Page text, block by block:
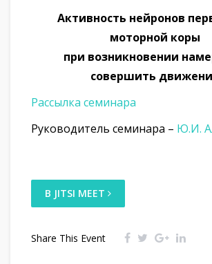
Активность нейронов
моторной коры
при возникновении
совершить
Рассылка семинара
Руководитель семинара – Ю.И.
В JITSI MEET
Share This Event